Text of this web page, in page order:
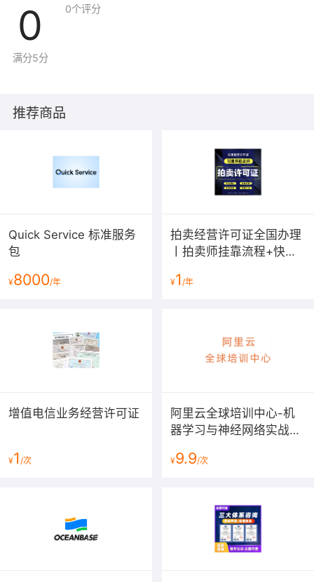
0
满分5分
0个评分
推荐商品
Quick Service 标准服务
包
¥8000/年
拍卖经营许可证全国办理
丨拍卖师挂靠流程+快速
¥1 /年
增值电信业务经营许可证
¥1 /次
阿里云全球培训中心-机
器学习与神经网络实战课
¥9.9/次